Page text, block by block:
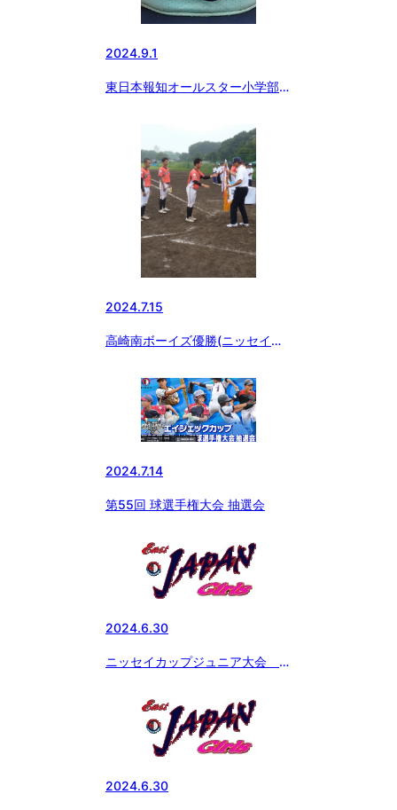
2024.9.1
東日本報知オールスター小学部埼
2024.7.15
高崎南ボーイズ優勝(ニッセイカ
2024.7.14
第55回 球選手権大会 抽選会
2024.6.30
ニッセイカップジュニア大会 第
2024.6.30